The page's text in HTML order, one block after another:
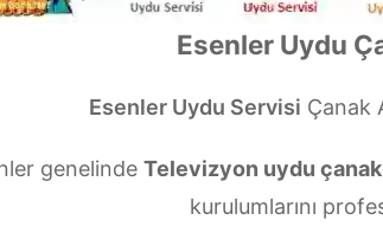
Esenler Uydu
Esenler Uydu Servisi Çanak
genelinde Televizyon uydu
kurulumlarını